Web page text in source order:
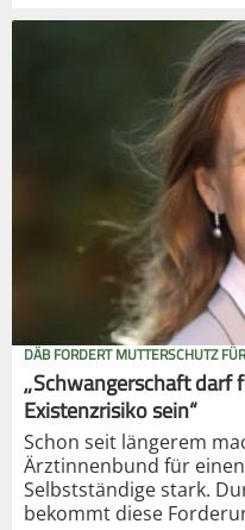
DÄB FORDERT MUTTERSCHUTZ
„Schwangerschaft darf
Existenzrisiko sein“
Schon seit längerem
Ärztinnenbund für
Selbstständige stark.
bekommt diese